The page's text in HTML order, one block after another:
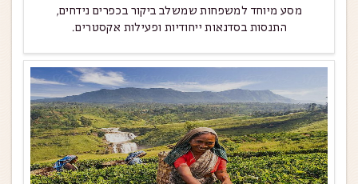
מסע מיוחד למשפחות שמשלב ביקור בכפרים נידחים,
התנסות בסדנאות ייחודיות ופעילות אקסטרים.